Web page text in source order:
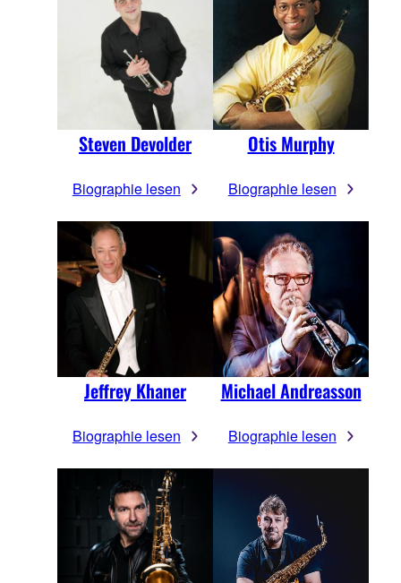
Steven Devolder
Biographie lesen
Otis Murphy
Biographie lesen
Jeffrey Khaner
Biographie lesen
Michael Andreasson
Biographie lesen